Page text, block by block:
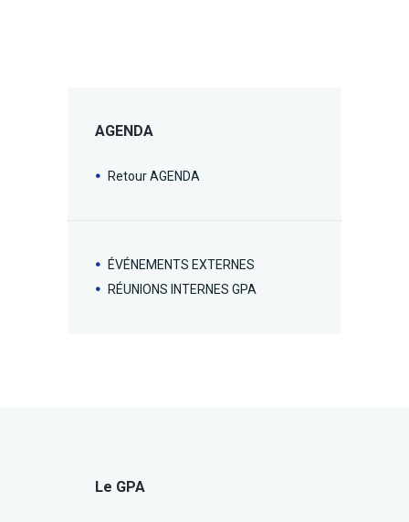
AGENDA
Retour AGENDA
ÉVÉNEMENTS EXTERNES
RÉUNIONS INTERNES GPA
Le GPA